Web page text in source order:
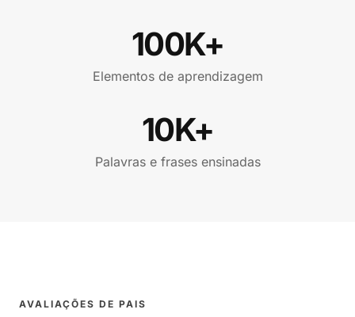
100K+
Elementos de aprendizagem
10K+
Palavras e frases ensinadas
AVALIAÇÕES DE PAIS